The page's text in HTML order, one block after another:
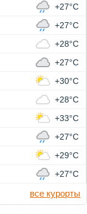
+27°C
+27°C
+28°C
+27°C
+30°C
+28°C
+33°C
+27°C
+29°C
+27°C
все курорты